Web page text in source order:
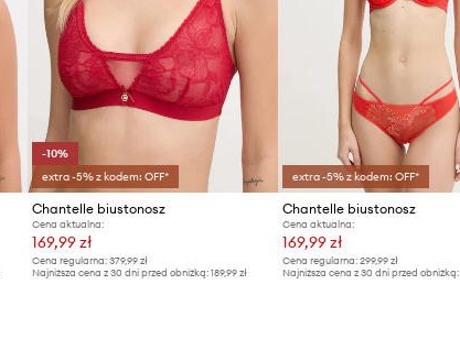
-10%
extra -5% z kodem: OFF*
Chantelle biustonosz
Cena aktualna:
169,99 zł
Cena regularna: 379,99 zł
Najniższa cena z 30 dni przed obniżką: 189,99 zł
extra -5% z kodem: OFF*
Chantelle biustonosz
Cena aktualna:
169,99 zł
Cena regularna:299,99 zł
Najniższa cena z 30 dni przed obniżką: